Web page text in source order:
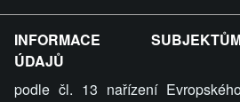
ZVRÁCENÝ.CZ - Svět není
ty lidi...
INFORMACE
ÚDAJŮ
podle čl. 13 nařízení